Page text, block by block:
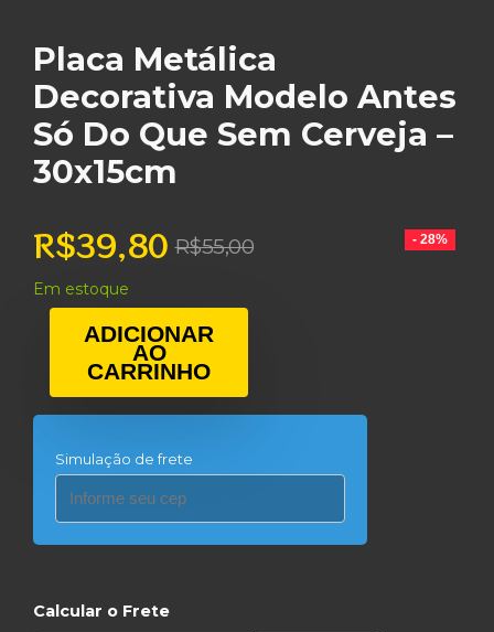
Placa Metálica
Decorativa Modelo Antes
Só Do Que Sem Cerveja –
30x15cm
- 28%
R$55,00O
R$39,80
O
Em estoque
ADICIONAR
AO
CARRINHO
Simulação de frete
Calcular o Frete